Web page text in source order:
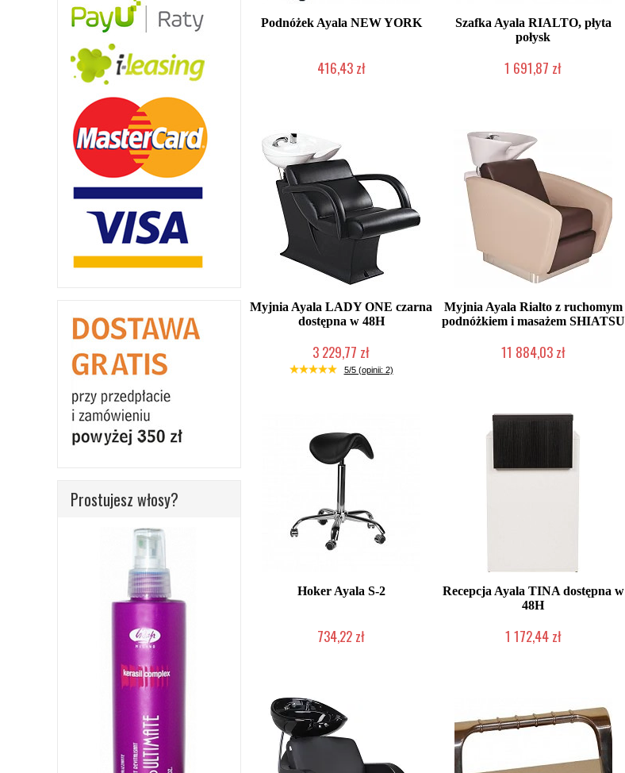
Podnóżek Ayala NEW YORK
416,43 zł
Szafka Ayala RIALTO, płyta
połysk
1 691,87 zł
Myjnia Ayala LADY ONE czarna
dostępna w 48H
3 229,77 zł
W magazynie producenta
5/5 (opinii: 2)
Myjnia Ayala Rialto z ruchomym
podnóżkiem i masażem SHIATSU
11 884,03 zł
Hoker Ayala S-2
734,22 zł
Recepcja Ayala TINA dostępna w
48H
1 172,44 zł
Prostujesz włosy?